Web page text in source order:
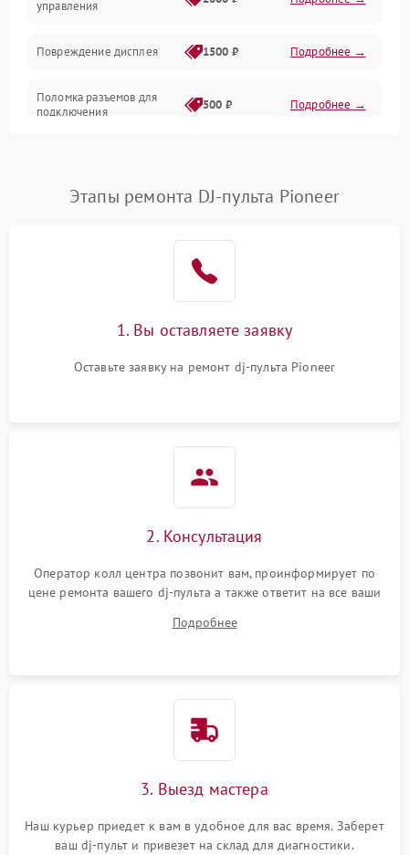
управления
Повреждение дисплея 1500 ₽ Подробнее →
Поломка разъемов для
подключения
500 ₽ Подробнее →
1000 ₽
Поломка системы
автоматического
1000 ₽ Подробнее →
1000 ₽
Неисправность системы
1000 ₽
1000 ₽
1000 ₽
Поломка системы защиты
1000 ₽
Этапы ремонта DJ-пульта Pioneer
1. Вы оставляете заявку
Оставьте заявку на ремонт dj-пульта Pioneer
2. Консультация
Оператор колл центра позвонит вам, проинформирует по
цене ремонта вашего dj-пульта а также ответит на все ваши
Подробнее
3. Выезд мастера
Наш курьер приедет к вам в удобное для вас время. Заберет
ваш dj-пульт и привезет на склад для диагностики.